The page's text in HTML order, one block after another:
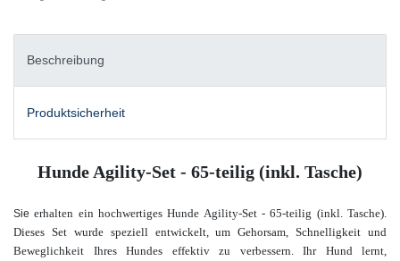
Beschreibung
Produktsicherheit
Hunde Agility-Set - 65-teilig (inkl. Tasche)
Sieerhalten ein hochwertiges Hunde Agility-Set - 65-teilig (inkl. Tasche).
Dieses Set wurde speziell entwickelt, um Gehorsam, Schnelligkeit und
Beweglichkeit Ihres Hundes effektiv zu verbessern. Ihr Hund lernt,